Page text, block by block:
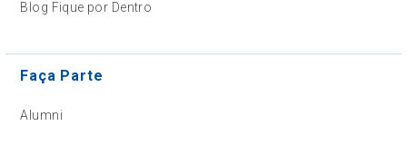
Blog Fique por Dentro
Faça Parte
Alumni